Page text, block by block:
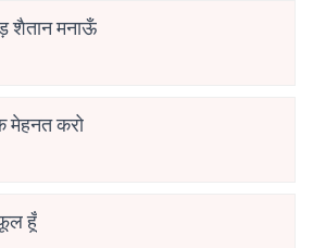
शैतान मनाऊँ
करो
हूँ